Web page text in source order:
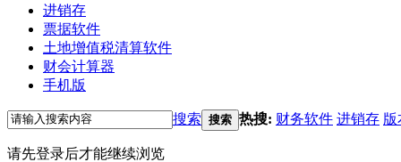
进销存
票据软件
土地增值税清算软件
财会计算器
手机版
搜索 搜索 热搜: 财务软件 进销存 版
请先登录后才能继续浏览